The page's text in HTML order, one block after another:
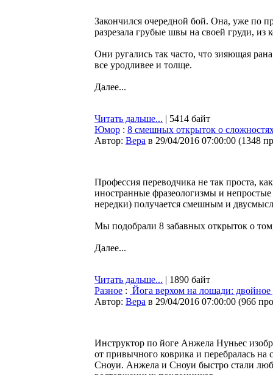
Закончился очередной бой. Она, уже по
разрезала грубые швы на своей груди, из
Они ругались так часто, что зияющая
все уродливее и толще.
Далее...
Читать дальше... | 5414 байт
Юмор : 8 смешных открыток о
Автор: Bepa в 29/04/2016 07:00:00 (1348
Профессия переводчика не так проста,
иностранные фразеологизмы и
нередки) получается смешным и
Мы подобрали 8 забавных открыток о
Далее...
Читать дальше... | 1890 байт
Разное : Йога верхом на лошади: двойное
Автор: Bepa в 29/04/2016 07:00:00 (966
Инструктор по йоге Анжела Нуньес
от привычного коврика и перебралась
Сноуи. Анжела и Сноуи быстро стали